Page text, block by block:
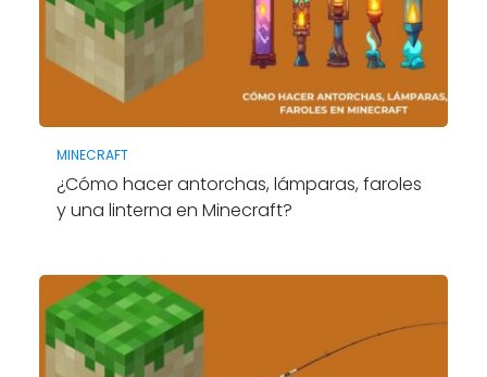
MINECRAFT
¿Cómo hacer antorchas, lámparas, faroles
y una linterna en Minecraft?